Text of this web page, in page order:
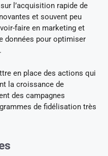
l’acquisition rapide de
et souvent peu
faire en marketing et
données pour optimiser
en place des actions qui
la croissance de
des campagnes
de fidélisation très